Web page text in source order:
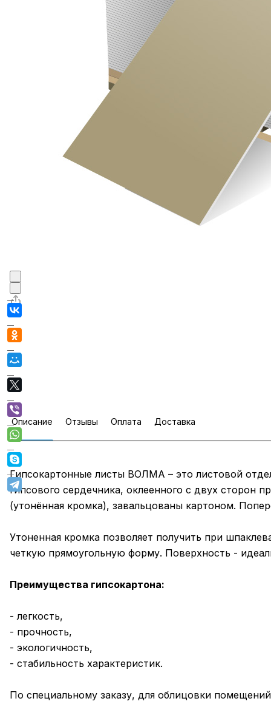
Описание Отзывы Оплата Доставка
Гипсокартонные листы ВОЛМА – это листовой
гипсового сердечника, оклеенного с двух
(утонённая кромка), завальцованы картоном.
Утоненная кромка позволяет получить при
четкую прямоугольную форму. Поверхность -
Преимущества гипсокартона:
- легкость,
- прочность,
- экологичность,
- стабильность характеристик.
По специальному заказу, для облицовки